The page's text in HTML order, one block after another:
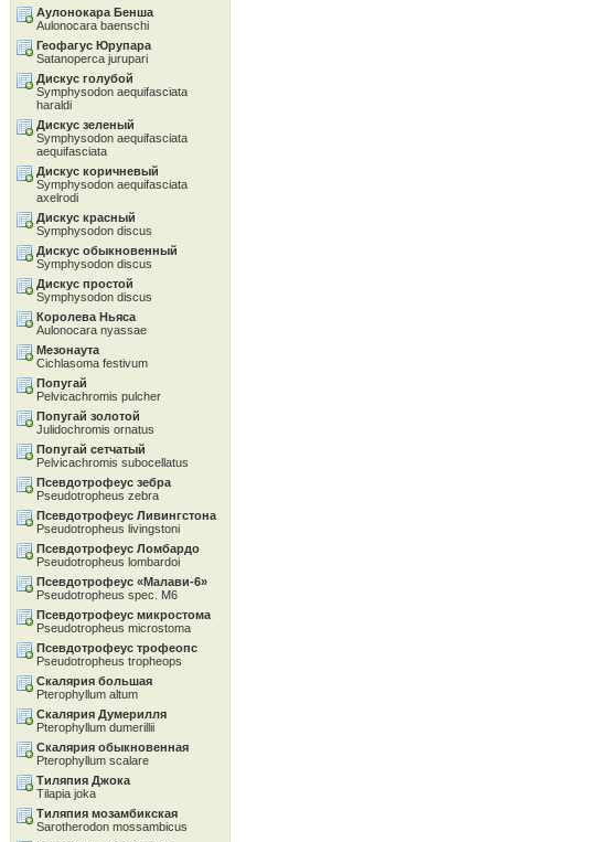
Аулонокара Бенша
Aulonocara baenschi
Геофагус Юрупара
Satanoperca jurupari
Дискус голубой
Symphysodon aequifasciata
haraldi
Дискус зеленый
Symphysodon aequifasciata
aequifasciata
Дискус коричневый
Symphysodon aequifasciata
axelrodi
Дискус красный
Symphysodon discus
Дискус обыкновенный
Symphysodon discus
Дискус простой
Symphysodon discus
Королева Ньяса
Aulonocara nyassae
Мезонаута
Cichlasoma festivum
Попугай
Pelvicachromis pulcher
Попугай золотой
Julidochromis ornatus
Попугай сетчатый
Pelvicachromis subocellatus
Псевдотрофеус зебра
Pseudotropheus zebra
Псевдотрофеус Ливингстона
Pseudotropheus livingstoni
Псевдотрофеус Ломбардо
Pseudotropheus lombardoi
Псевдотрофеус «Малави-6»
Pseudotropheus spec. М6
Псевдотрофеус микростома
Pseudotropheus microstoma
Псевдотрофеус трофеопс
Pseudotropheus tropheops
Скалярия большая
Pterophyllum altum
Скалярия Думерилля
Pterophyllum dumerillii
Скалярия обыкновенная
Pterophyllum scalare
Тиляпия Джока
Tilapia joka
Тиляпия мозамбикская
Sarotherodon mossambicus